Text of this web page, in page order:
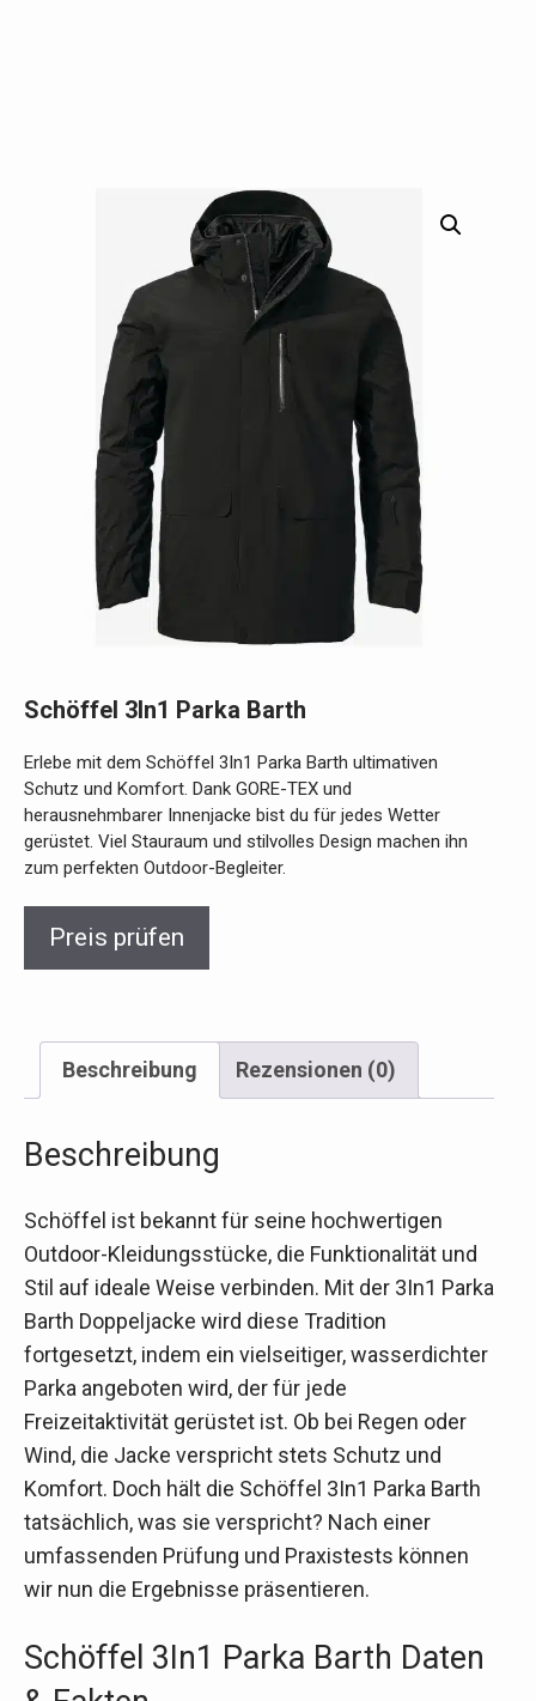
Schöffel 3In1 Parka Barth
Erlebe mit dem Schöffel 3In1 Parka Barth ultimativen
Schutz und Komfort. Dank GORE-TEX und
herausnehmbarer Innenjacke bist du für jedes Wetter
gerüstet. Viel Stauraum und stilvolles Design machen ihn
zum perfekten Outdoor-Begleiter.
Preis prüfen
Beschreibung Rezensionen (0)
Beschreibung
Schöffel ist bekannt für seine hochwertigen
Outdoor-Kleidungsstücke, die Funktionalität und
Stil auf ideale Weise verbinden. Mit der 3In1 Parka
Barth Doppeljacke wird diese Tradition
fortgesetzt, indem ein vielseitiger, wasserdichter
Parka angeboten wird, der für jede
Freizeitaktivität gerüstet ist. Ob bei Regen oder
Wind, die Jacke verspricht stets Schutz und
Komfort. Doch hält die Schöffel 3In1 Parka Barth
tatsächlich, was sie verspricht? Nach einer
umfassenden Prüfung und Praxistests können
wir nun die Ergebnisse präsentieren.
Schöffel 3In1 Parka Barth Daten